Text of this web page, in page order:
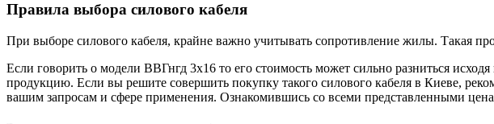
Правила выбора силового кабеля
При выборе силового кабеля, крайне важно учитывать сопротивление жилы. Такая
Если говорить о модели ВВГнгд 3х16 то его стоимость может сильно разниться
продукцию. Если вы решите совершить покупку такого силового кабеля в Киеве,
вашим запросам и сфере применения. Ознакомившись со всеми представленными